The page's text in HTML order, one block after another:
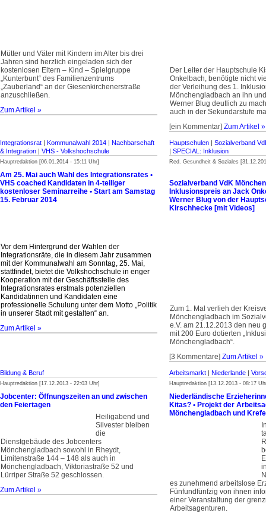
Mütter und Väter mit Kindern im Alter bis drei
Jahren sind herzlich eingeladen sich der
kostenlosen Eltern – Kind – Spielgruppe
„Kunterbunt“ des Familienzentrums
„Zauberland“ an der Giesenkirchenerstraße
anzuschließen.
Zum Artikel »
Der Leiter der Hauptschule
Onkelbach, benötigte nicht
der Verleihung des 1.
Mönchenglad­bach an ihn
Werner Blug deutlich zu
auch in der Sekundarstufe
[ein Kommentar] Zum Artikel »
Integrationsrat | Kommunalwahl 2014 | Nachbarschaft
& Integration | VHS - Volkshochschule
Hauptredaktion [06.01.2014 - 15:11 Uhr]
Am 25. Mai auch Wahl des Integrationsrates •
VHS coached Kandidaten in 4-teiliger
kostenloser Seminarreihe • Start am Samstag
15. Februar 2014
Vor dem Hintergrund der Wahlen der
Integrationsräte, die in diesem Jahr zusammen
mit der Kommunalwahl am Sonntag, 25. Mai,
stattfindet, bietet die Volkshochschule in enger
Kooperation mit der Geschäftsstelle des
Integrationsrates erstmals potenziellen
Kandidatinnen und Kandidaten eine
professionelle Schulung unter dem Motto „Politik
in unserer Stadt mit gestalten“ an.
Zum Artikel »
Hauptschulen | Sozialverband
| SPECIAL: Inklusion
Red. Gesundheit & Soziales
Sozialverband VdK
Inklusionspreis an Jack
Werner Blug von der
Kirschhecke [mit Videos]
Zum 1. Mal verlieh der
Mönchengladbach im
e.V. am 21.12.2013 den neu
mit 200 Euro dotierten
Mönchengladbach“.
[3 Kommentare] Zum Artikel »
Bildung & Beruf
Hauptredaktion [17.12.2013 - 22:03 Uhr]
Jobcenter: Öffnungszeiten an und zwischen
den Feiertagen
Heiligabend und
Silvester bleiben
die
Dienstgebäude des Jobcenters
Mönchengladbach sowohl in Rheydt,
Limitenstraße 144 – 148 als auch in
Mönchengladbach, Viktoriastraße 52 und
Lürriper Straße 52 geschlossen.
Zum Artikel »
Arbeitsmarkt | Niederlande |
Hauptredaktion [13.12.2013 - 08:17
Niederländische
Kitas? • Projekt der
Mönchengladbach und
es zunehmend arbeitslose
Fünfundfünfzig von ihnen
einer Veranstaltung der
Arbeitsagenturen.